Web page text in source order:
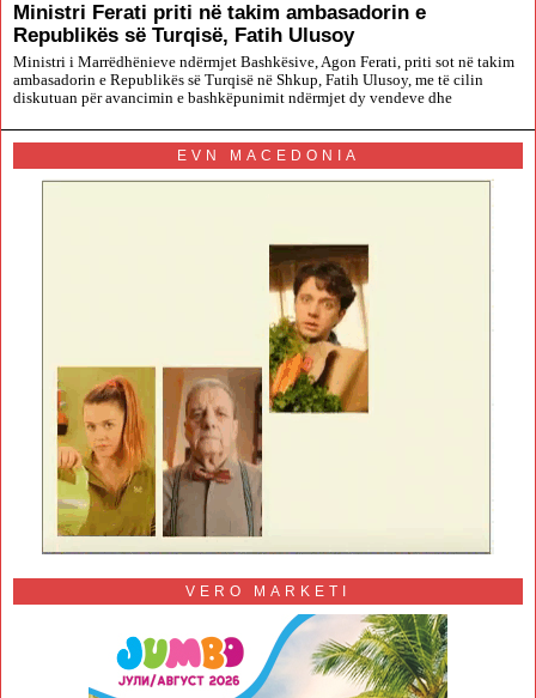
Ministri Ferati priti në takim ambasadorin e
Republikës së Turqisë, Fatih Ulusoy
Ministri i Marrëdhënieve ndërmjet Bashkësive, Agon Ferati, priti sot në takim
ambasadorin e Republikës së Turqisë në Shkup, Fatih Ulusoy, me të cilin
diskutuan për avancimin e bashkëpunimit ndërmjet dy vendeve dhe
EVN MACEDONIA
VERO MARKETI